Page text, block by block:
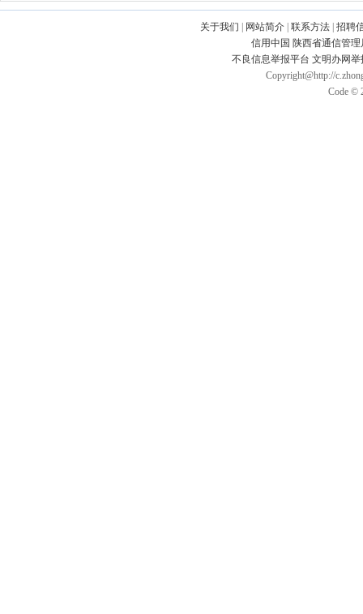
关于我们 网站简介 联系方法 招聘
信用中国 陕西省通信管理
不良信息举报平台 文明办网
Copyright@http://
Code ©